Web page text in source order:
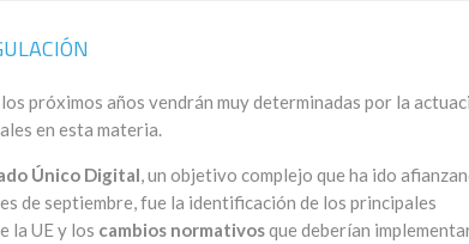
próximos años vendrán muy determinadas por la
en esta materia.
Único Digital, un objetivo complejo que ha ido
de septiembre, fue la identificación de los principales
la UE y los cambios normativosque deberían